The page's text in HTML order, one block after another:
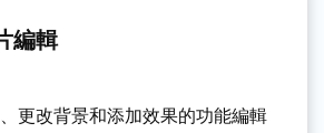
編輯
更改背景和添加效果的功能編輯